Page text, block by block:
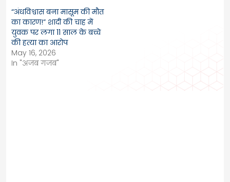
“अंधविश्वास बना मासूम की मौत
का कारण!” शादी की चाह में
युवक पर लगा 11 साल के बच्चे
की हत्या का आरोप
May 16, 2026
In "अजब गजब"